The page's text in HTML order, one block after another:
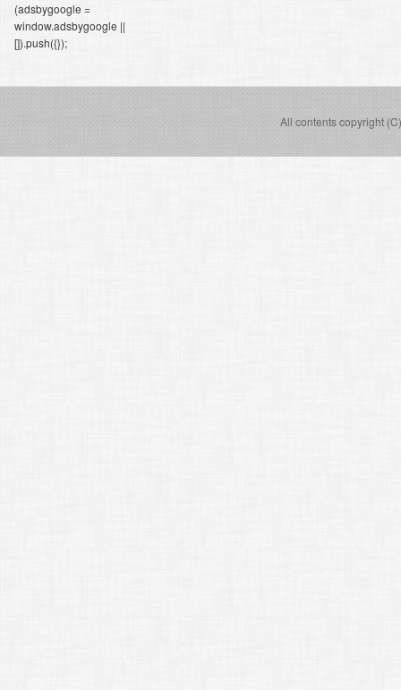
(adsbygoogle =
window.adsbygoogle ||
[]).push({});
All contents copyright